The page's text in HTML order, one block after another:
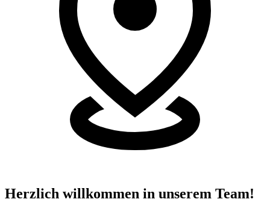
Herzlich willkommen in unserem Team!